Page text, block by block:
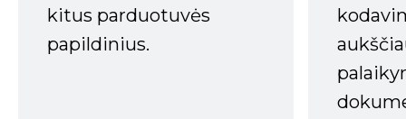
kitus parduotuvės
papildinius.